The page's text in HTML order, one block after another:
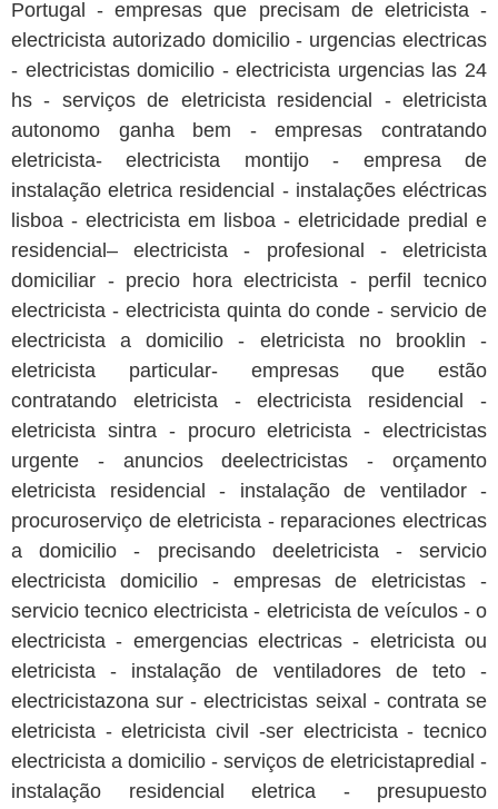
Portugal - empresas que precisam de eletricista -
electricista autorizado domicilio - urgencias electricas
- electricistas domicilio - electricista urgencias las 24
hs - serviços de eletricista residencial - eletricista
autonomo ganha bem - empresas contratando
eletricista- electricista montijo - empresa de
instalação eletrica residencial - instalações eléctricas
lisboa - electricista em lisboa - eletricidade predial e
residencial– electricista - profesional - eletricista
domiciliar - precio hora electricista - perfil tecnico
electricista - electricista quinta do conde - servicio de
electricista a domicilio - eletricista no brooklin -
eletricista particular- empresas que estão
contratando eletricista - electricista residencial -
eletricista sintra - procuro eletricista - electricistas
urgente - anuncios deelectricistas - orçamento
eletricista residencial - instalação de ventilador -
procuroserviço de eletricista - reparaciones electricas
a domicilio - precisando deeletricista - servicio
electricista domicilio - empresas de eletricistas -
servicio tecnico electricista - eletricista de veículos - o
electricista - emergencias electricas - eletricista ou
eletricista - instalação de ventiladores de teto -
electricistazona sur - electricistas seixal - contrata se
eletricista - eletricista civil -ser electricista - tecnico
electricista a domicilio - serviços de eletricistapredial -
instalação residencial eletrica - presupuesto